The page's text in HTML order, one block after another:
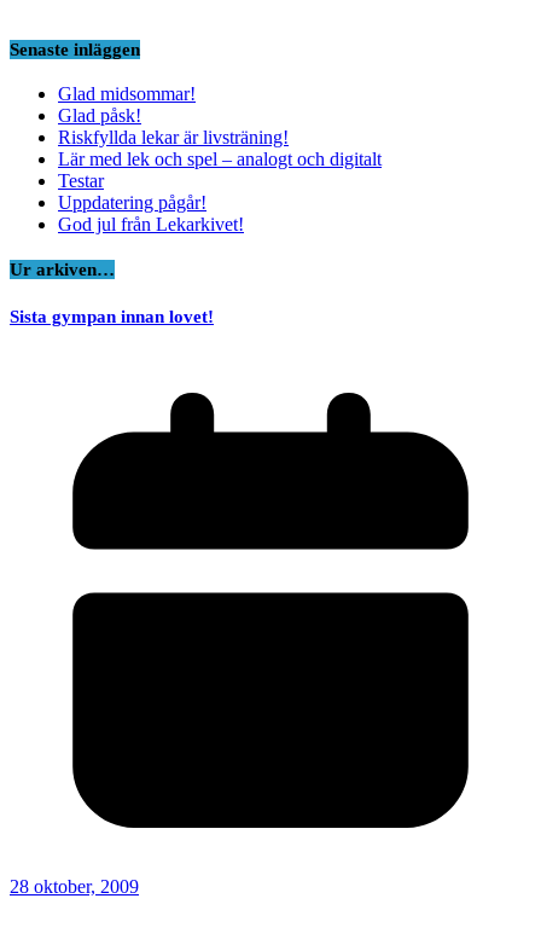
Senaste inläggen
Glad midsommar!
Glad påsk!
Riskfyllda lekar är livsträning!
Lär med lek och spel – analogt och digitalt
Testar
Uppdatering pågår!
God jul från Lekarkivet!
Ur arkiven…
Sista gympan innan lovet!
28 oktober, 2009